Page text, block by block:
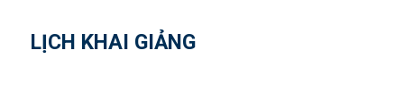
LỊCH KHAI GIẢNG